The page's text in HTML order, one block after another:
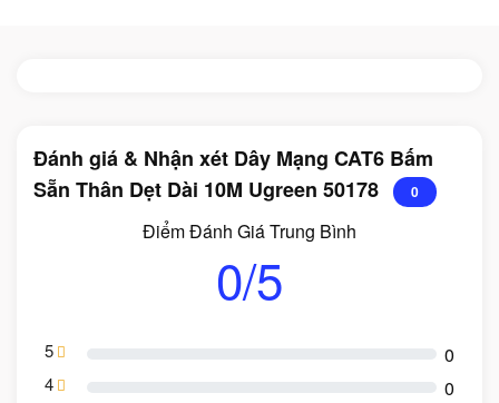
Đánh giá & Nhận xét Dây Mạng CAT6 Bấm
Sẵn Thân Dẹt Dài 10M Ugreen 50178
0
Điểm Đánh Giá Trung Bình
0/5
5 0
4 0